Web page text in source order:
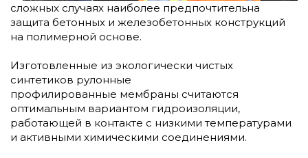
сложных случаях наиболее предпочтительна
защита бетонных и железобетонных конструкций
на полимерной основе.
Изготовленные из экологически чистых
синтетиков рулонные
профилированные мембраны считаются
оптимальным вариантом гидроизоляции,
работающей в контакте с низкими температурами
и активными химическими соединениями.